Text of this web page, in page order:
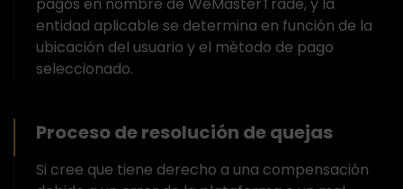
pagos en nombre de WeMasterTrade, y la
entidad aplicable se determina en función de la
ubicación del usuario y el método de pago
seleccionado.
Proceso de resolución de quejas
Si cree que tiene derecho a una compensación